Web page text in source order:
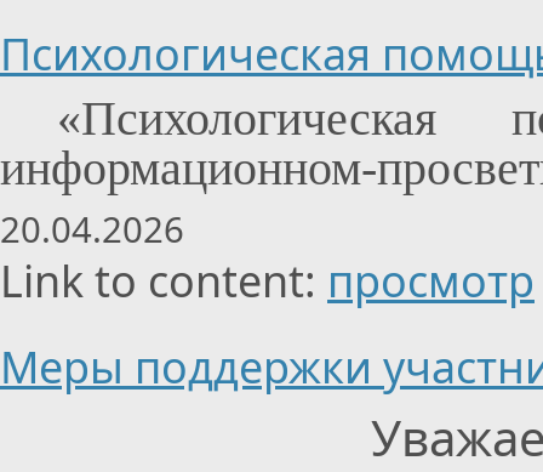
Психологическая
информационном-
20.04.2026
Link to content: просмотр
Меры поддержки